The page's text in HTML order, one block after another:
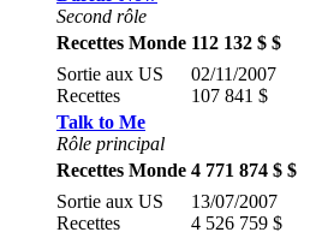
Second rôle
Recettes Monde 112 132 $ $
Sortie aux US
Recettes
02/11/2007
107 841 $
Talk to Me
Rôle principal
Recettes Monde 4 771 874 $ $
Sortie aux US
Recettes
13/07/2007
4 526 759 $